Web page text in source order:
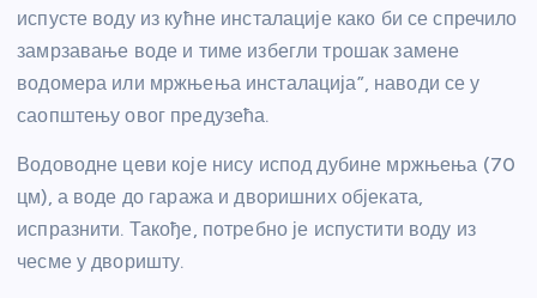
испусте воду из кућне инсталације како би се спречило
замрзавање воде и тиме избегли трошак замене
водомера или мржњења инсталација”, наводи се у
саопштењу овог предузећа.
Водоводне цеви које нису испод дубине мржњења (70
цм), а воде до гаража и дворишних објеката,
испразнити. Такође, потребно је испустити воду из
чесме у дворишту.